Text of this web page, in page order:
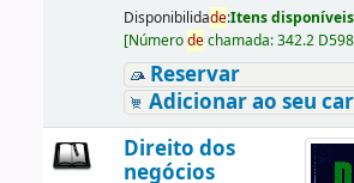
Disponibilidade:Itens
[Númerodechamada:342.2 D598
Reservar
Adicionar ao seu
Direito dos
negócios